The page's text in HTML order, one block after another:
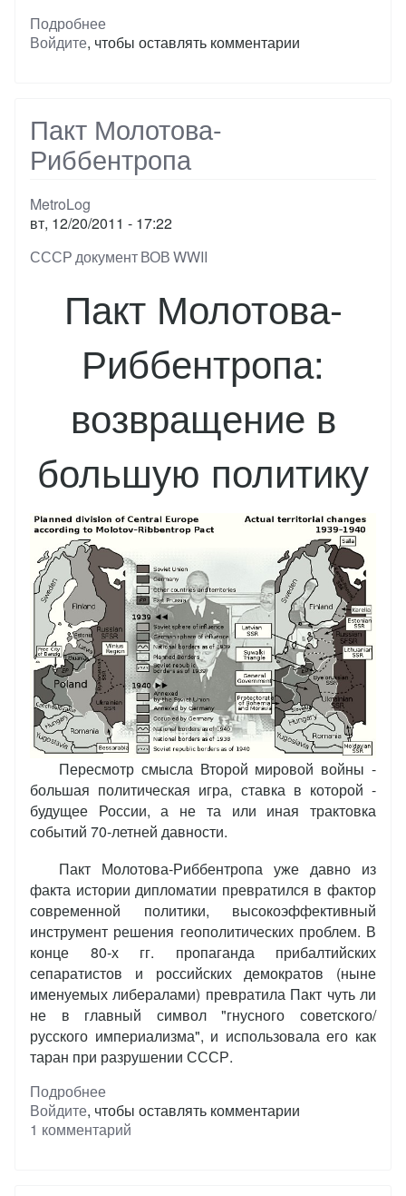
Подробнее
В
Войдите, чтобы оставлять комментарии
Пакт Молотова-
Риббентропа
MetroLog
вт, 12/20/2011 - 17:22
Тэги
СССРдокументВОВWWII
Пакт Молотова-
Риббентропа:
возвращение в
большую политику
Пересмотр смысла Второй мировой войны -
большая политическая игра, ставка в которой -
будущее России, а не та или иная трактовка
событий 70-летней давности.
Пакт Молотова-Риббентропа уже давно из
факта истории дипломатии превратился в фактор
современной политики, высокоэффективный
инструмент решения геополитических проблем. В
конце 80-х гг. пропаганда прибалтийских
сепаратистов и российских демократов (ныне
именуемых либералами) превратила Пакт чуть ли
не в главный символ "гнусного советского/
русского империализма", и использовала его как
таран при разрушении СССР.
Подробнее
Пакт
Молотова-
Войдите, чтобы оставлять комментарии
1 комментарий